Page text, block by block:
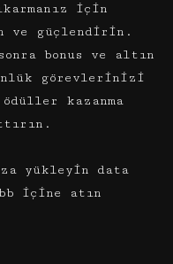
için
ve güçlendirin.
bonus ve altın
görevlerinizi
kazanma
yükleyin data
içine atın